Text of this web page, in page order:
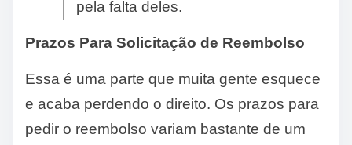
pela falta deles.
Prazos Para Solicitação de Reembolso
Essa é uma parte que muita gente esquece
e acaba perdendo o direito. Os prazos para
pedir o reembolso variam bastante de um